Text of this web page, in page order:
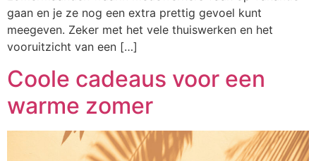
gaan en je ze nog een extra prettig gevoel kunt
meegeven. Zeker met het vele thuiswerken en het
vooruitzicht van een […]
Coole cadeaus voor een
warme zomer